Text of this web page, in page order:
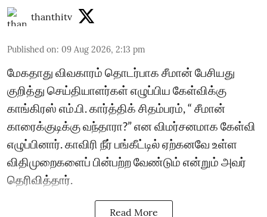
thanthitv
Published on: 09 Aug 2026, 2:13 pm
மேகதாது விவகாரம் தொடர்பாக சீமான் பேசியது
குறித்து செய்தியாளர்கள் எழுப்பிய கேள்விக்கு
காங்கிரஸ் எம்.பி. கார்த்திக் சிதம்பரம், “ சீமான்
காரைக்குடிக்கு வந்தாரா?” என விமர்சனமாக கேள்வி
எழுப்பினார். காவிரி நீர் பங்கீட்டில் ஏற்கனவே உள்ள
விதிமுறைகளைப் பின்பற்ற வேண்டும் என்றும் அவர்
தெரிவித்தார்.
Read More